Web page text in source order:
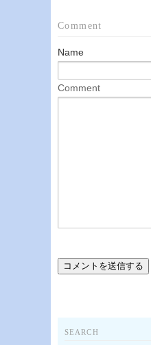
Comment
Name
Comment
SEARCH